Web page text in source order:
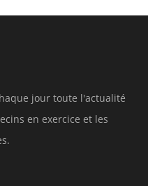
jour toute l'actualité
en exercice et les